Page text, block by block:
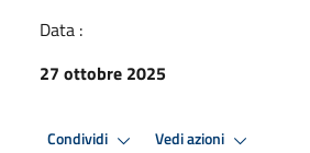
Data :
27 ottobre 2025
Condividi Vedi azioni